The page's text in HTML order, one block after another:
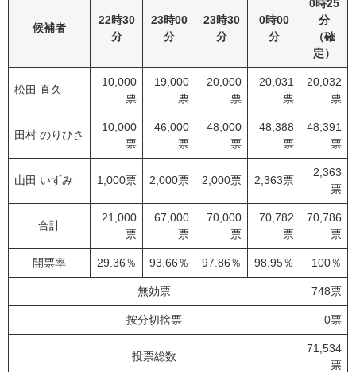
候補者
22時30
分
23時00
分
23時30
分
0時00
分
0時25
分
（確
定）
松田 直久
10,000
票
19,000
票
20,000
票
20,031
票
20,032
票
田村 のりひさ
10,000
票
46,000
票
48,000
票
48,388
票
48,391
票
山田 いずみ 1,000票 2,000票 2,000票 2,363票
2,363
票
合計
21,000
票
67,000
票
70,000
票
70,782
票
70,786
票
開票率 29.36％ 93.66％ 97.86％ 98.95％ 100％
無効票 748票
按分切捨票 0票
投票総数
71,534
票